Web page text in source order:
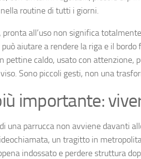
routine di tutti i giorni.
all’uso non significa
aiutare a rendere la riga e il
pettine caldo, usato con attenzione,
Sono piccoli gesti, non una
importante:
una parrucca non avviene davanti
un tragitto in
indossato e perdere struttura